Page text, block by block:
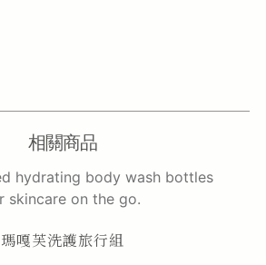
相關商品
瑪嘎芙洗護旅行組